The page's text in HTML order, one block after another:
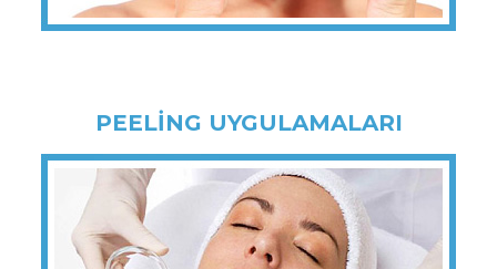
PEELİNG UYGULAMALARI